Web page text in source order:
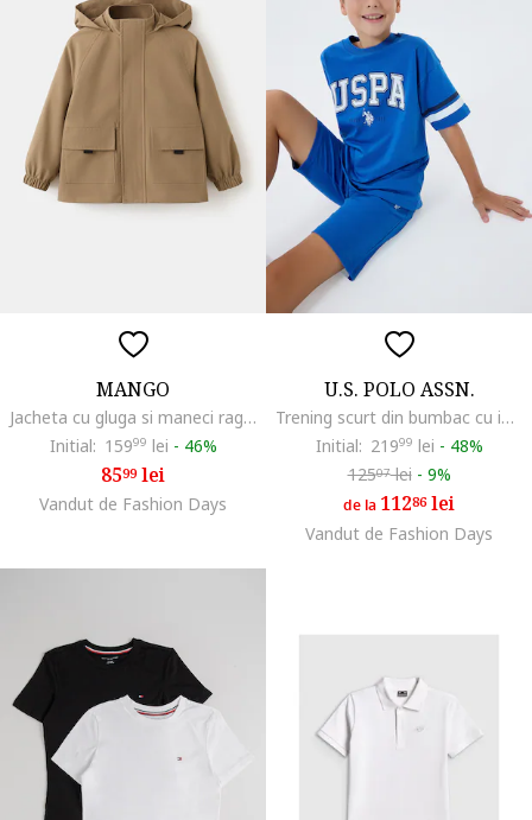
MANGO
Jacheta cu gluga si maneci raglan, Maro nisip
Initial: 15999 lei - 46%
8599lei
Vandut de Fashion Days
U.S. POLO ASSN.
Trening scurt din bumbac cu imprimeu logo supradimensionat, Albastru royal
Initial: 21999 lei - 48%
12507lei - 9%
de la 11286lei
Vandut de Fashion Days